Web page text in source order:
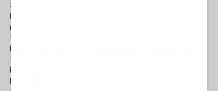
21 Maggio 2025 07:00
ESCLUSIVO. Patrick Lawrence - Il collasso
nell'incoerenza della civiltà occidentale
15 Marzo 2025 19:00
Patrick Lawrence - A collapse into incoherence
15 Marzo 2025 18:00
Patrick Lawrence - La seconda venuta di Joe
McCarthy